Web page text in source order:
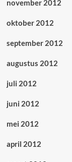
november 2012
oktober 2012
september 2012
augustus 2012
juli 2012
juni 2012
mei 2012
april 2012